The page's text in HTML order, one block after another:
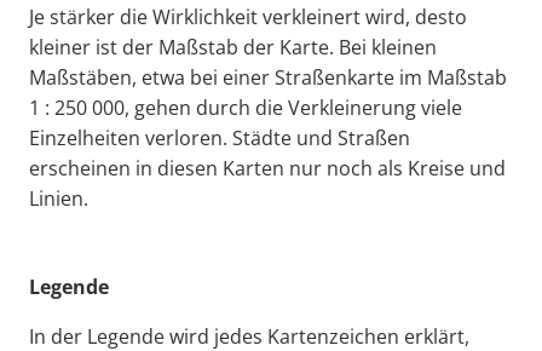
Je stärker die Wirklichkeit verkleinert wird, desto
kleiner ist der Maßstab der Karte. Bei kleinen
Maßstäben, etwa bei einer Straßenkarte im Maßstab
1 : 250 000, gehen durch die Verkleinerung viele
Einzelheiten verloren. Städte und Straßen
erscheinen in diesen Karten nur noch als Kreise und
Linien.
Legende
In der Legende wird jedes Kartenzeichen erklärt,